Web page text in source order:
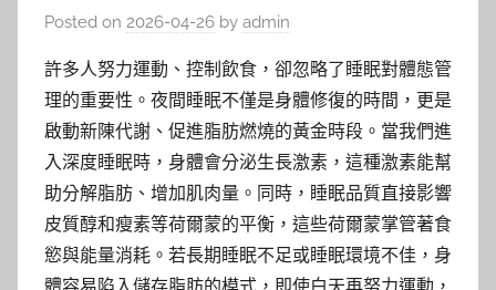
Posted on 2026-04-26 by admin
許多人努力運動、控制飲食，卻忽略了睡眠對體態管
理的重要性。夜間睡眠不僅是身體修復的時間，更是
啟動新陳代謝、促進脂肪燃燒的黃金時段。當我們進
入深度睡眠時，身體會分泌生長激素，這種激素能幫
助分解脂肪、增加肌肉量。同時，睡眠品質直接影響
皮質醇和瘦素等荷爾蒙的平衡，這些荷爾蒙掌管著食
慾與能量消耗。若長期睡眠不足或睡眠環境不佳，身